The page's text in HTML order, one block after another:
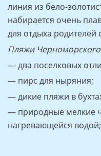
линия из бело-
набирается очень
для отдыха родителей
Пляжи
— два поселковых
— пирс для ныряния;
— дикие пляжи в
— природные мелкие
нагревающейся водой;